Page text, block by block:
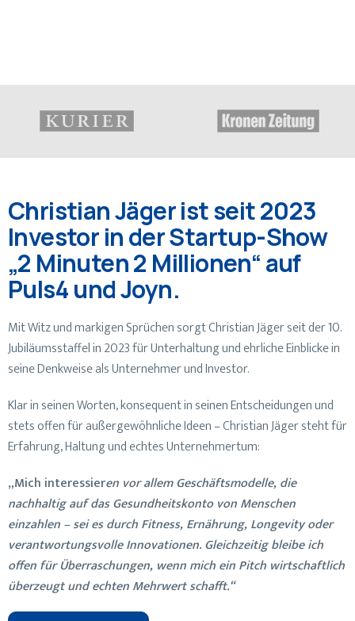
Christian Jäger ist seit 2023
Investor in der Startup-Show
„2 Minuten 2 Millionen“ auf
Puls4 und Joyn.
Mit Witz und markigen Sprüchen sorgt Christian Jäger seit der 10.
Jubiläumsstaffel in 2023 für Unterhaltung und ehrliche Einblicke in
seine Denkweise als Unternehmer und Investor.
Klar in seinen Worten, konsequent in seinen Entscheidungen und
stets offen für außergewöhnliche Ideen – Christian Jäger steht für
Erfahrung, Haltung und echtes Unternehmertum:
„Mich interessieren vor allem Geschäftsmodelle, die
nachhaltig auf das Gesundheitskonto von Menschen
einzahlen – sei es durch Fitness, Ernährung, Longevity oder
verantwortungsvolle Innovationen. Gleichzeitig bleibe ich
offen für Überraschungen, wenn mich ein Pitch wirtschaftlich
überzeugt und echten Mehrwert schafft.“